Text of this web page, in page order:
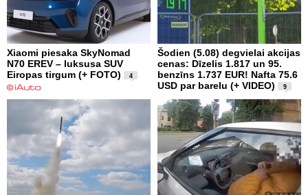
Xiaomi piesaka SkyNomad
N70 EREV – luksusa SUV
Eiropas tirgum (+ FOTO)
4
Šodien (5.08) degvielai akcijas
cenas: Dīzelis 1.817 un 95.
benzīns 1.737 EUR! Nafta 75.6
USD par barelu (+ VIDEO)
9